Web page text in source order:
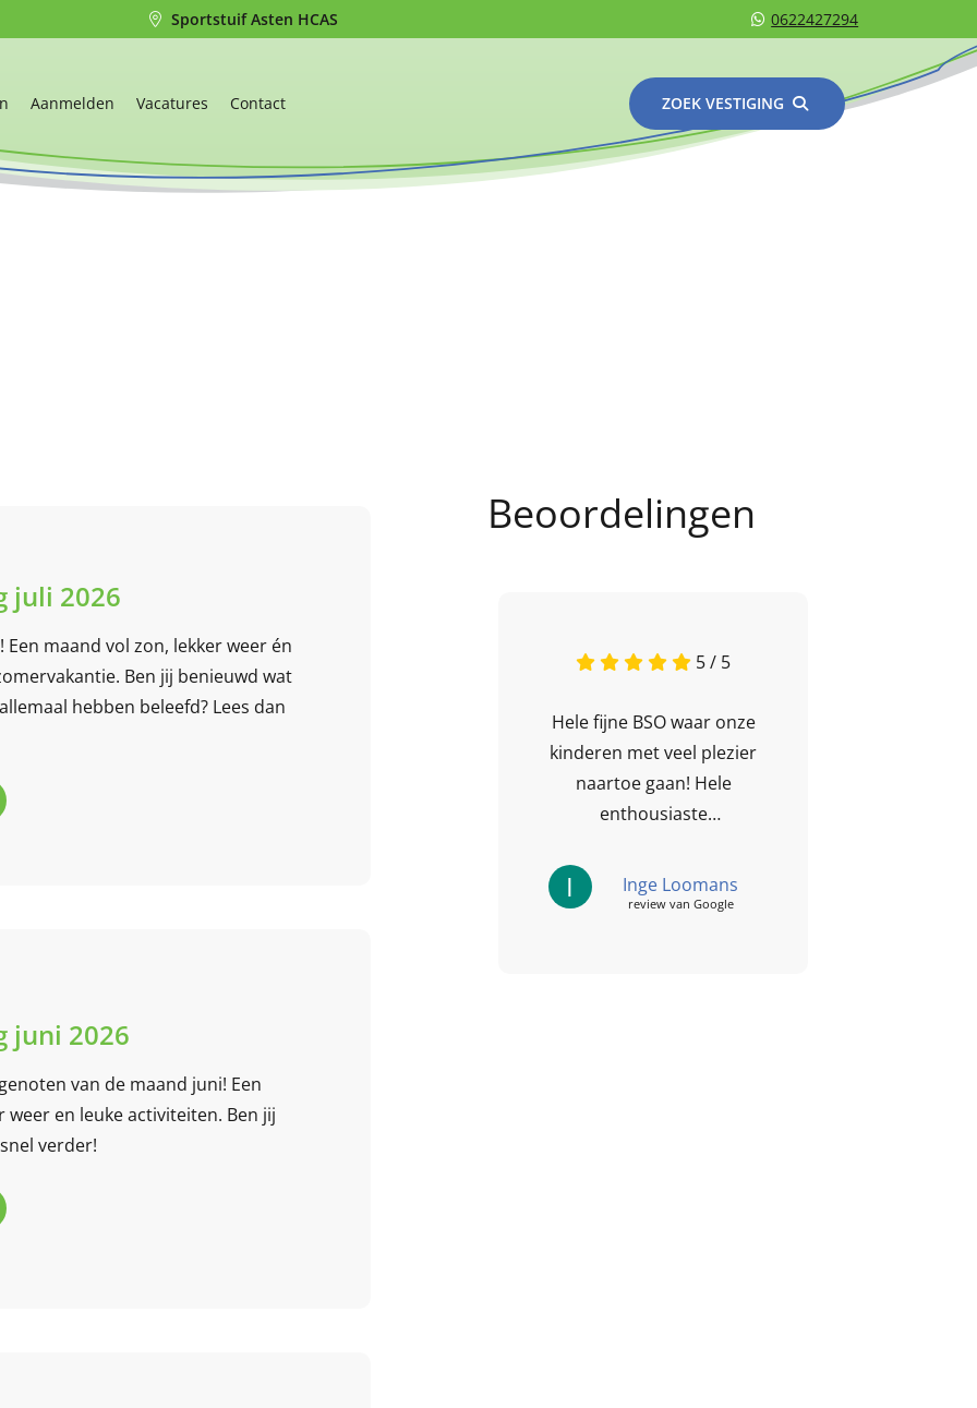
Sportstuif Asten HCAS 0622427294
Aanmelden Vacatures Contact ZOEK VESTIGING
juli 2026
Een maand vol zon, lekker weer én
Ben jij benieuwd wat
hebben beleefd? Lees dan
juni 2026
van de maand juni! Een
weer en leuke activiteiten. Ben jij
verder!
Beoordelingen
5 / 5
Hele fijne BSO waar onze
kinderen met veel plezier
naartoe gaan! Hele
enthousiaste
activiteiten.
I Inge Loomans
review van Google